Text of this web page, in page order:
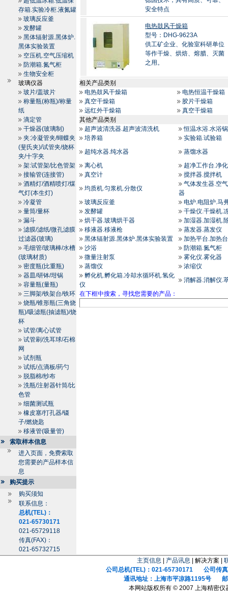
存箱.实验冷柜.液氮罐
玻璃反应釜
发酵罐
黑体辐射源.黑体炉.
黑体实验装置
空压机.空气压缩机
防潮箱.氮气柜
生物安全柜
玻璃仪器
玻片/盖玻片
称量瓶(称瓶)/称量
纸
滴定管
干燥器(玻璃制)
夹:冷凝管夹/蝴蝶夹
(斐氏夹)/试管夹/烧杯
夹/十字夹
架:试管架/比色管架
接输管(连接管)
酒精灯/酒精喷灯/煤
气灯(本生灯)
冷凝管
量筒/量杯
漏斗
滤膜/滤纸/微孔滤膜
过滤器(玻璃)
毛细管/玻璃棒/水槽
(玻璃材质)
密度瓶(比重瓶)
器皿/研钵/坩锅
容量瓶(量瓶)
三脚架/铁架台/铁环
烧瓶/锥形瓶(三角烧
瓶)/吸滤瓶(抽滤瓶)/烧
杯
试管/离心试管
试管刷/洗耳球/石棉
网
试剂瓶
试纸/点滴板/药勺
脱脂棉/纱布
洗瓶/注射器针筒/比
色管
细菌测试瓶
橡皮塞/打孔器/镊
子/燃烧匙
移液管(吸量管)
索取样本信息
进入页面，免费索取
您需要的产品样本信
息
购买提示
购买须知
联系信息：
总机(TEL)：
021-65730171
021-65729118
传真(FAX)：
021-65732715
安全特点
电热鼓风干燥箱
型号：DHG-9623A
供工矿企业、化验室科研单位
等作干燥、烘焙、熔腊、灭菌
之用。
相关产品类别
电热鼓风干燥箱
电热恒温干燥箱
真空干燥箱
胶片干燥箱
远红外干燥箱
真空干燥箱
其他产品类别
超声波清洗器.超声波清洗机
恒温水浴.水浴锅
培养箱
实验箱.试验箱
超纯水器.纯水器
蒸馏水器
离心机
超净工作台.净
真空计
搅拌器.搅拌机
均质机.匀浆机.分散仪
气体发生器.空
器
玻璃反应釜
电炉.电阻炉.马
发酵罐
干燥仪.干燥机.
烘干器.玻璃烘干器
加湿器.加湿机.
移液器.移液枪
蒸发器.蒸发仪
黑体辐射源.黑体炉.黑体实验装置
加热平台.加热
沙浴
防潮箱.氮气柜
微量注射泵
雾化仪.雾化器
蒸馏仪
浓缩仪
孵化机.孵化箱.冷却水循环机.氢化
仪
消解器.消解仪.
在下框中搜索，寻找您需要的产品：
主页信息 产品讯息 | 解决方案 |
公司总机(TEL)：021-65730171 公司传真
通讯地址：上海市平凉路1195号 邮
本网站版权所有 © 2007 上海精密仪